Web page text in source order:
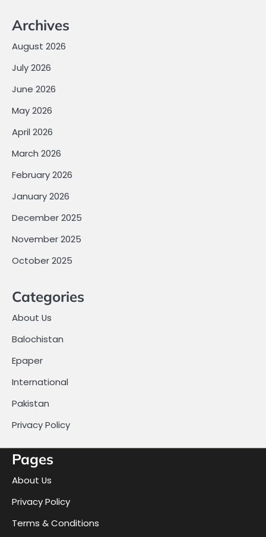
Archives
August 2026
July 2026
June 2026
May 2026
April 2026
March 2026
February 2026
January 2026
December 2025
November 2025
October 2025
Categories
About Us
Balochistan
Epaper
International
Pakistan
Privacy Policy
Pages
About Us
Privacy Policy
Terms & Conditions